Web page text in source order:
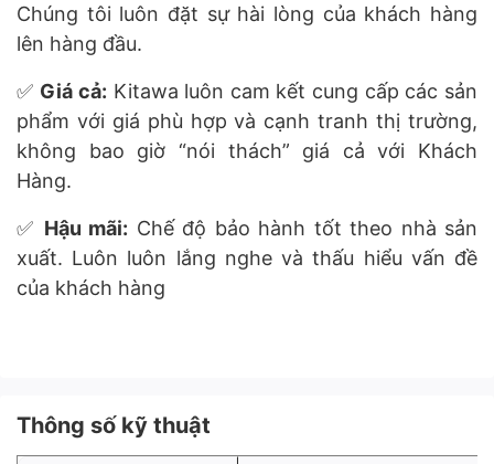
Chúng tôi luôn đặt sự hài lòng của khách hàng
lên hàng đầu.
✅ Giá cả: Kitawa luôn cam kết cung cấp các sản
phẩm với giá phù hợp và cạnh tranh thị trường,
không bao giờ “nói thách” giá cả với Khách
Hàng.
✅ Hậu mãi: Chế độ bảo hành tốt theo nhà sản
xuất. Luôn luôn lắng nghe và thấu hiểu vấn đề
của khách hàng
Thông số kỹ thuật